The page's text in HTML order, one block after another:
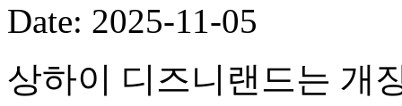
Date: 2025-11-05
상하이 디즈니랜드는 개